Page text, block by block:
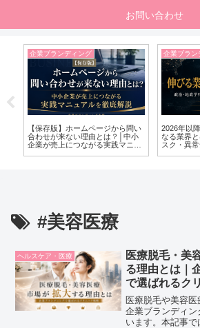
お問い合わせ
企業ブランディング
【保存版】ホームページから問い
合わせが来ない理由とは？│中小
企業が売上につながる実践マニュ
企業ブラン
2026年以
なる業界
スク・異
#美容医療
ヘルスケア・医療
医療脱毛・美
る理由とは｜
で選ばれるク
医療脱毛や美容医
企業ブランディ
います。本記事で